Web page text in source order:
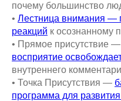
почему большинство
• Лестница внимания —
реакций к осознанному
• Прямое присутствие —
восприятие
внутреннего
• Точка Присутствия —
программа для